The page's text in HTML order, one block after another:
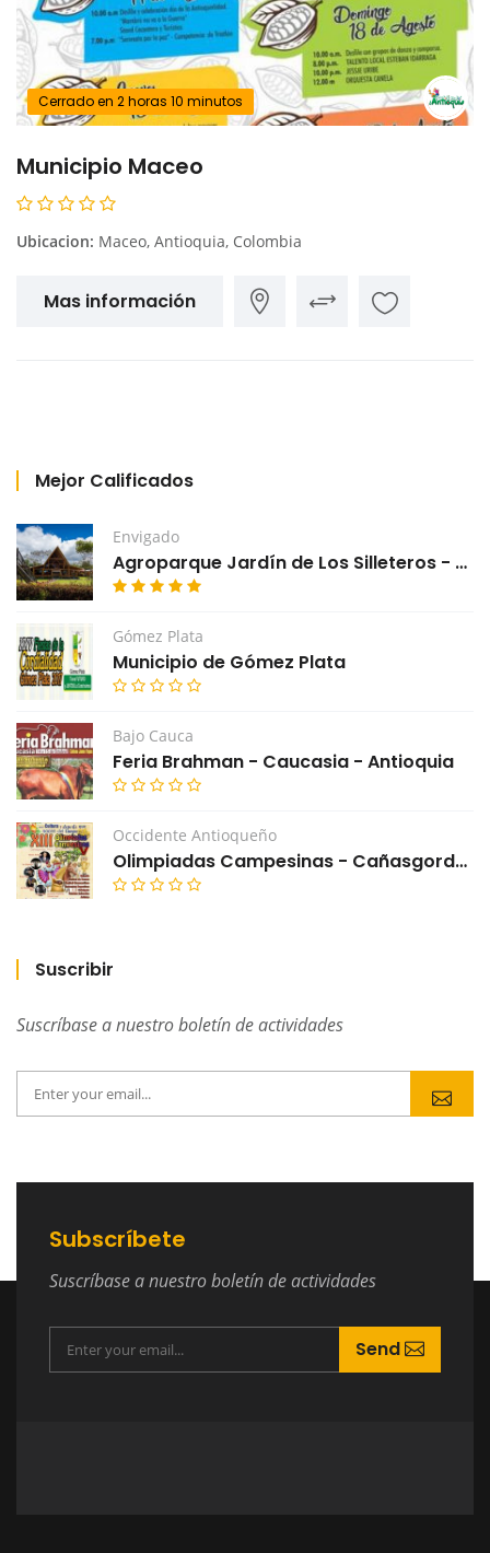
Cerrado en 2 horas 10 minutos
Municipio Maceo
Ubicacion: Maceo, Antioquia, Colombia
Mas información
Mejor Calificados
Envigado
Agroparque Jardín de Los Silleteros - Envigado
Gómez Plata
Municipio de Gómez Plata
Bajo Cauca
Feria Brahman - Caucasia - Antioquia
Occidente Antioqueño
Olimpiadas Campesinas - Cañasgordas - Antioquia
Suscribir
Suscríbase a nuestro boletín de actividades
Subscríbete
Suscríbase a nuestro boletín de actividades
Send